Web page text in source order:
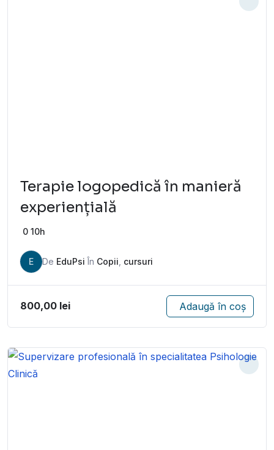
Terapie logopedică în manieră
experiențială
0 10h
E De EduPsi În Copii cursuri
800,00 lei Adaugă în coș